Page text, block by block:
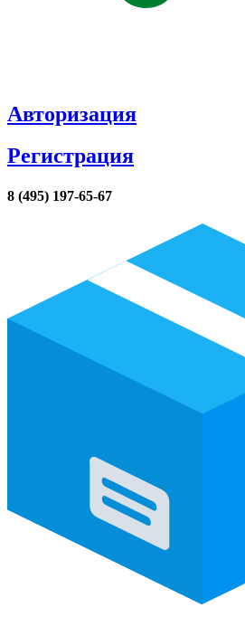
Авторизация
Регистрация
8 (495) 197-65-67